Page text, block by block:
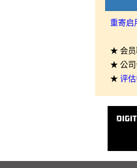
重寄启
★ 会员
★ 公司
★ 评